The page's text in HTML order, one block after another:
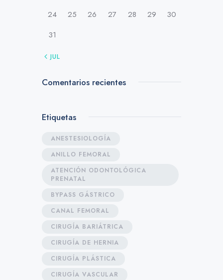
24
25 26 27 28 29
30
31
« JUL
Comentarios recientes
Etiquetas
ANESTESIOLOGÍA
ANILLO FEMORAL
ATENCIÓN ODONTOLÓGICA
PRENATAL
BYPASS GÁSTRICO
CANAL FEMORAL
CIRUGÍA BARIÁTRICA
CIRUGÍA DE HERNIA
CIRUGÍA PLÁSTICA
CIRUGÍA VASCULAR